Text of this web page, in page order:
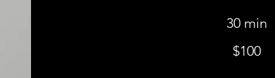
30 min
$100